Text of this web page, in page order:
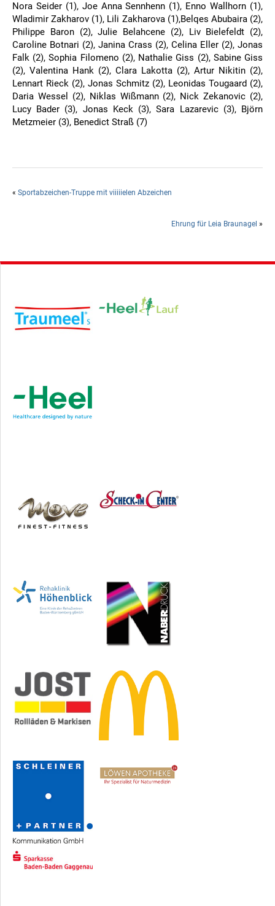
Nora Seider (1), Joe Anna Sennhenn (1), Enno Wallhorn (1),
Wladimir Zakharov (1), Lili Zakharova (1),Belqes Abubaira (2),
Philippe Baron (2), Julie Belahcene (2), Liv Bielefeldt (2),
Caroline Botnari (2), Janina Crass (2), Celina Eller (2), Jonas
Falk (2), Sophia Filomeno (2), Nathalie Giss (2), Sabine Giss
(2), Valentina Hank (2), Clara Lakotta (2), Artur Nikitin (2),
Lennart Rieck (2), Jonas Schmitz (2), Leonidas Tougaard (2),
Daria Wessel (2), Niklas Wißmann (2), Nick Zekanovic (2),
Lucy Bader (3), Jonas Keck (3), Sara Lazarevic (3), Björn
Metzmeier (3), Benedict Straß (7)
« Sportabzeichen-Truppe mit viiiiielen Abzeichen
Ehrung für Leia Braunagel »